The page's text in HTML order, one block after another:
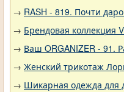
→ RASH - 819. Почти
→ Брендовая коллекция
→ Ваш ORGANIZER - 91.
→ Женский трикотаж
→ Шикарная одежда для